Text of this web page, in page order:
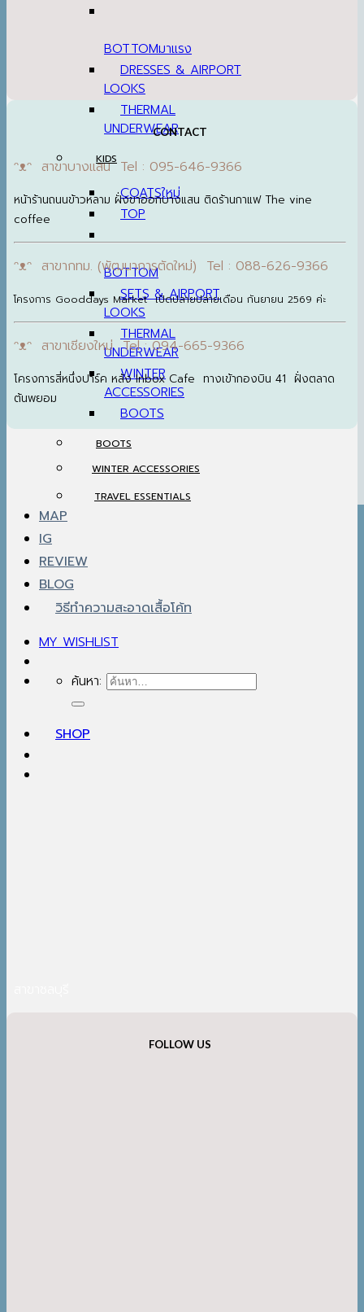
BOTTOM
DRESSES & AIRPORT
LOOKS
THERMAL
UNDERWEAR
KIDS
COATS
TOP
BOTTOM
SETS & AIRPORT
LOOKS
THERMAL
UNDERWEAR
WINTER
ACCESSORIES
BOOTS
BOOTS
WINTER ACCESSORIES
TRAVEL ESSENTIALS
MAP
IG
REVIEW
BLOG
วิธีทำความสะอาดเสื้อโค้ท
MY WISHLIST
ค้นหา:
SHOP
CONTACT
ᵔᴥᵔ สาขาบางแสน Tel : 095-646-9366
หน้าร้านถนนข้าวหลาม ฝั่งขาออกบางแสน ติดร้านกาแฟ The vine
coffee
ᵔᴥᵔ สาขากทม. (พัฒนาการตัดใหม่) Tel : 088-626-9366
โครงการ Gooddays Market เปิดปลายปลายเดือน กันยายน 2569 ค่ะ
ᵔᴥᵔ สาขาเชียงใหม่ Tel : 094-665-9366
โครงการสี่หนึ่งปาร์ค หลัง Inbox Cafe ทางเข้ากองบิน 41 ฝั่งตลาด
ต้นพยอม
FOLLOW US